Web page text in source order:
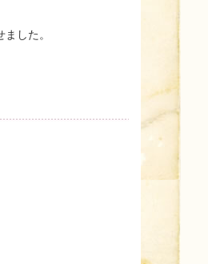
した。